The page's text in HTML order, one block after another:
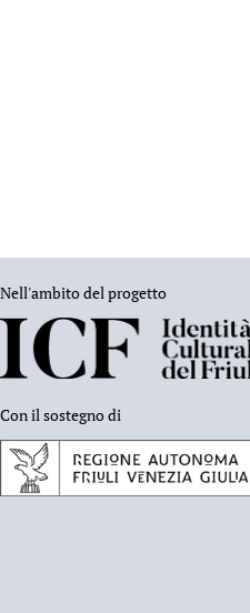
Nell'ambito del progetto
Con il sostegno di